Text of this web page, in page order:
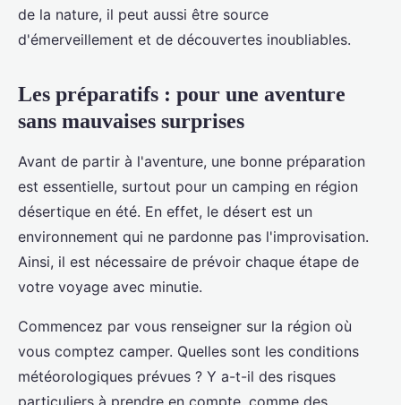
de la nature, il peut aussi être source
d'émerveillement et de découvertes inoubliables.
Les préparatifs : pour une aventure
sans mauvaises surprises
Avant de partir à l'aventure, une bonne préparation
est essentielle, surtout pour un camping en région
désertique en été. En effet, le désert est un
environnement qui ne pardonne pas l'improvisation.
Ainsi, il est nécessaire de prévoir chaque étape de
votre voyage avec minutie.
Commencez par vous renseigner sur la région où
vous comptez camper. Quelles sont les conditions
météorologiques prévues ? Y a-t-il des risques